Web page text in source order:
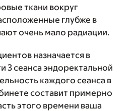
ткани вокруг
глубже в
очень мало радиации.
назначается в
3 сеанса эндоректальной
каждого сеанса в
составит примерно
этого времени ваша